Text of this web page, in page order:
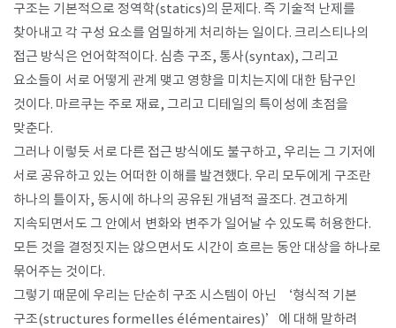
구조는 기본적으로 정역학(statics)의 문제다. 즉 기술적 난제를
찾아내고 각 구성 요소를 엄밀하게 처리하는 일이다. 크리스티나의
접근 방식은 언어학적이다. 심층 구조, 통사(syntax), 그리고
요소들이 서로 어떻게 관계 맺고 영향을 미치는지에 대한 탐구인
것이다. 마르쿠는 주로 재료, 그리고 디테일의 특이성에 초점을
맞춘다.
그러나 이렇듯 서로 다른 접근 방식에도 불구하고, 우리는 그 기저에
서로 공유하고 있는 어떠한 이해를 발견했다. 우리 모두에게 구조란
하나의 틀이자, 동시에 하나의 공유된 개념적 골조다. 견고하게
지속되면서도 그 안에서 변화와 변주가 일어날 수 있도록 허용한다.
모든 것을 결정짓지는 않으면서도 시간이 흐르는 동안 대상을 하나로
묶어주는 것이다.
그렇기 때문에 우리는 단순히 구조 시스템이 아닌 ‘형식적 기본
구조(structures formelles élémentaires)’에 대해 말하려